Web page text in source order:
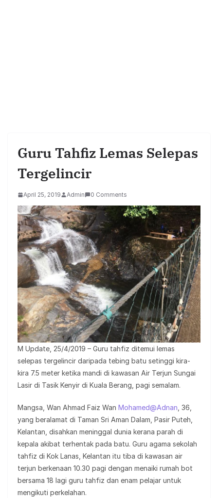
Guru Tahfiz Lemas Selepas
Tergelincir
April 25, 2019 Admin 0 Comments
M Update, 25/4/2019 – Guru tahfiz ditemui lemas
selepas tergelincir daripada tebing batu setinggi kira-
kira 7.5 meter ketika mandi di kawasan Air Terjun Sungai
Lasir di Tasik Kenyir di Kuala Berang, pagi semalam.
Mangsa, Wan Ahmad Faiz Wan Mohamed@Adnan , 36,
yang beralamat di Taman Sri Aman Dalam, Pasir Puteh,
Kelantan, disahkan meninggal dunia kerana parah di
kepala akibat terhentak pada batu. Guru agama sekolah
tahfiz di Kok Lanas, Kelantan itu tiba di kawasan air
terjun berkenaan 10.30 pagi dengan menaiki rumah bot
bersama 18 lagi guru tahfiz dan enam pelajar untuk
mengikuti perkelahan.